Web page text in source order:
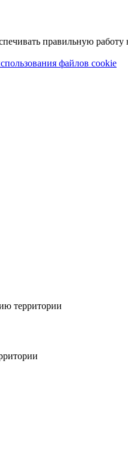
правильную работу
файлов cookie
территории